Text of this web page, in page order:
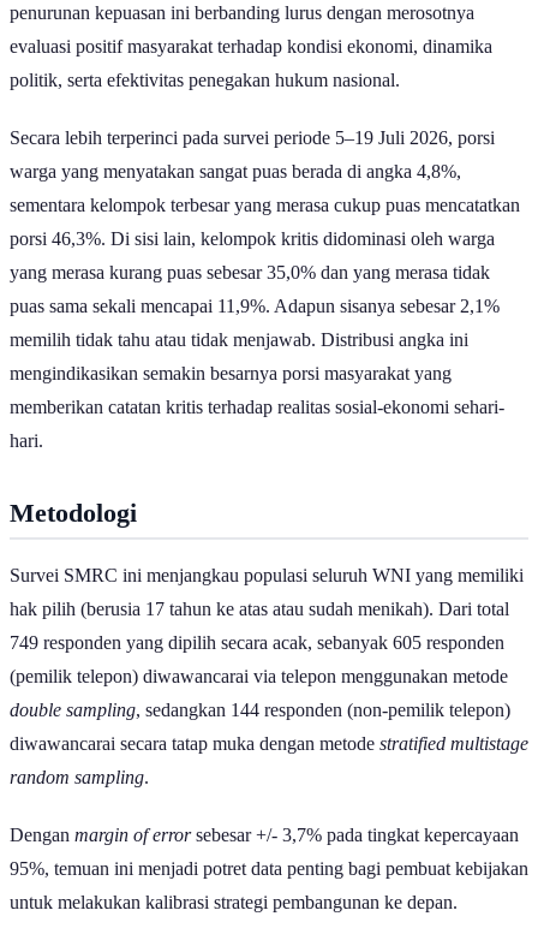
penurunan kepuasan ini berbanding lurus dengan merosotnya
evaluasi positif masyarakat terhadap kondisi ekonomi, dinamika
politik, serta efektivitas penegakan hukum nasional.
Secara lebih terperinci pada survei periode 5–19 Juli 2026, porsi
warga yang menyatakan sangat puas berada di angka 4,8%,
sementara kelompok terbesar yang merasa cukup puas mencatatkan
porsi 46,3%. Di sisi lain, kelompok kritis didominasi oleh warga
yang merasa kurang puas sebesar 35,0% dan yang merasa tidak
puas sama sekali mencapai 11,9%. Adapun sisanya sebesar 2,1%
memilih tidak tahu atau tidak menjawab. Distribusi angka ini
mengindikasikan semakin besarnya porsi masyarakat yang
memberikan catatan kritis terhadap realitas sosial-ekonomi sehari-
hari.
Metodologi
Survei SMRC ini menjangkau populasi seluruh WNI yang memiliki
hak pilih (berusia 17 tahun ke atas atau sudah menikah). Dari total
749 responden yang dipilih secara acak, sebanyak 605 responden
(pemilik telepon) diwawancarai via telepon menggunakan metode
double sampling, sedangkan 144 responden (non-pemilik telepon)
diwawancarai secara tatap muka dengan metode stratified multistage
random sampling.
Dengan margin of errorsebesar +/- 3,7% pada tingkat kepercayaan
95%, temuan ini menjadi potret data penting bagi pembuat kebijakan
untuk melakukan kalibrasi strategi pembangunan ke depan.